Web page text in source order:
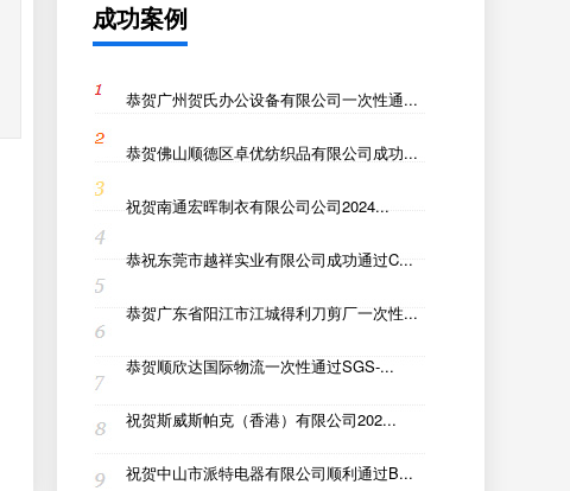
成功案例
恭贺广州贺氏办公设备有限公司一次性通...
恭贺佛山顺德区卓优纺织品有限公司成功...
祝贺南通宏晖制衣有限公司公司2024...
恭祝东莞市越祥实业有限公司成功通过C...
恭贺广东省阳江市江城得利刀剪厂一次性...
恭贺顺欣达国际物流一次性通过SGS-...
祝贺斯威斯帕克（香港）有限公司202...
祝贺中山市派特电器有限公司顺利通过B...